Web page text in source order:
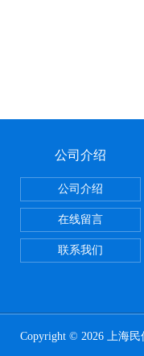
公司介绍
公司介绍
在线留言
联系我们
Copyright © 2026 上海